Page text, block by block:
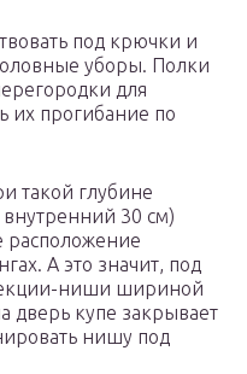
под крючки и
уборы. Полки
для
их прогибание по
такой глубине
30 см)
расположение
А это значит, под
ниши шириной
дверь купе закрывает
нишу под